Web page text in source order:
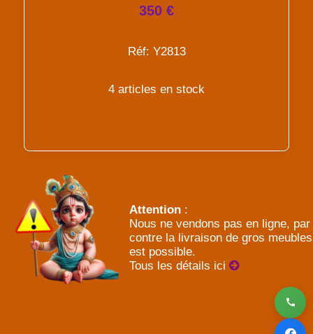
350 €
Réf: Y2813
4 articles en stock
Attention :
Nous ne vendons pas en ligne, par
contre la livraison de gros meubles
est possible.
Tous les détails ici